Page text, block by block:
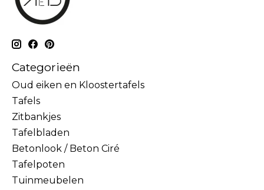
Categorieën
Oud eiken en Kloostertafels
Tafels
Zitbankjes
Tafelbladen
Betonlook / Beton Ciré
Tafelpoten
Tuinmeubelen